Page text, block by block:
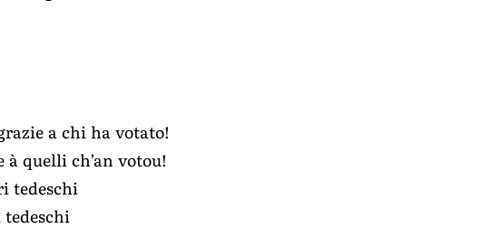
a chi ha votato!
quelli ch’an votou!
tedeschi